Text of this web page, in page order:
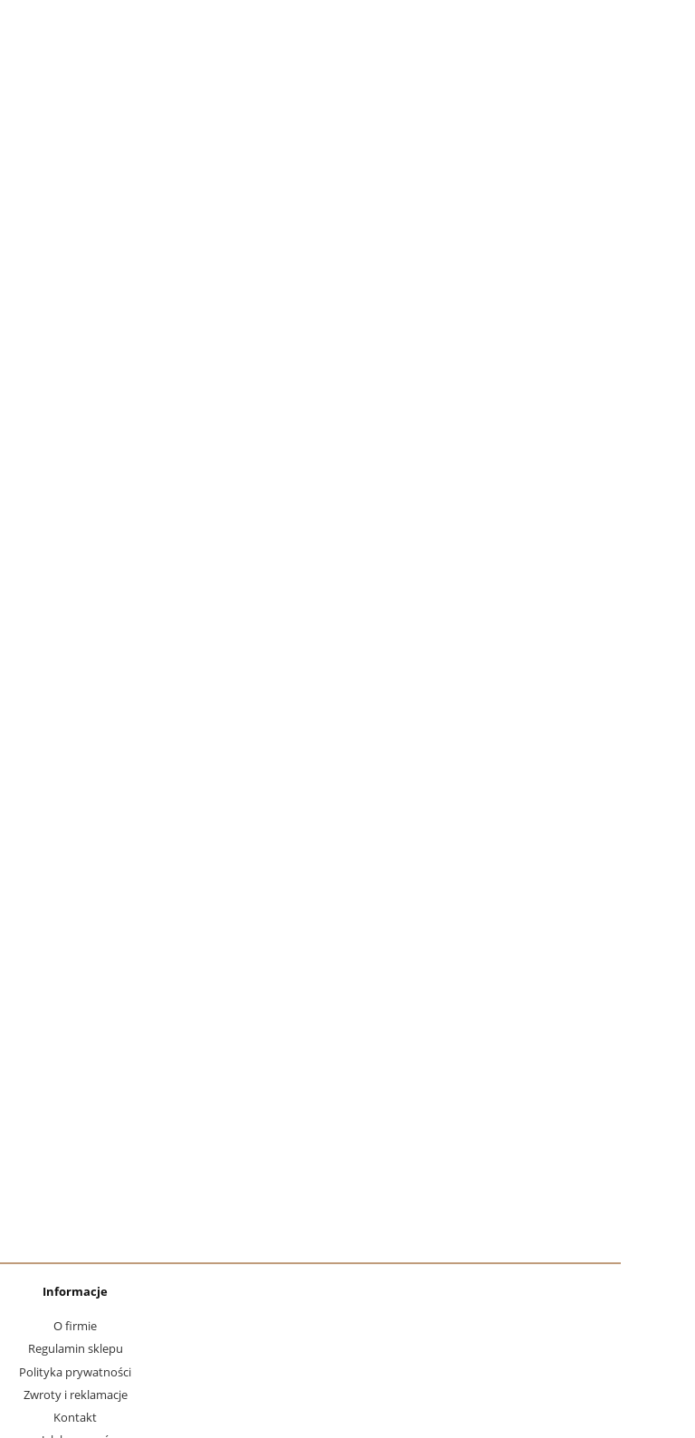
Informacje
O firmie
Regulamin sklepu
Polityka prywatności
Zwroty i reklamacje
Kontakt